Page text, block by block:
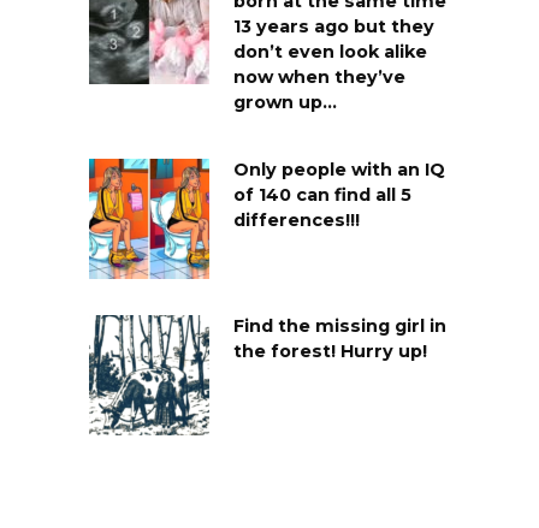
13 years ago but they
don’t even look alike
now when they’ve
grown up…
Only people with an IQ
of 140 can find all 5
differences!!!
Find the missing girl in
the forest! Hurry up!